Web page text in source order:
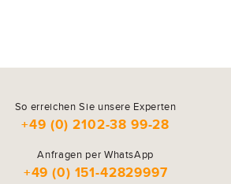
So erreichen Sie unsere Experten
+49 (0) 2102-38 99-28
Anfragen per WhatsApp
+49 (0) 151-42829997